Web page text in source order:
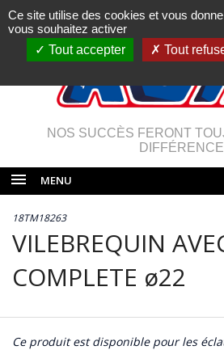
NOS SUCCÈS FERONT
DIFFÉRENCE
MENU
18TM18263
VILEBREQUIN
COMPLETE ø22
Ce produit est disponible pour les
Ce site utilise des cookies et vous
vous souhaitez activer
Tout accepter
Tout